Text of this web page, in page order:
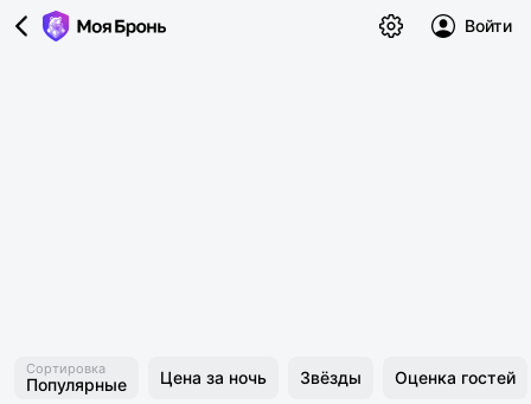
Войти
Сортировка
Популярные Цена за ночь Звёзды Оценка гостей